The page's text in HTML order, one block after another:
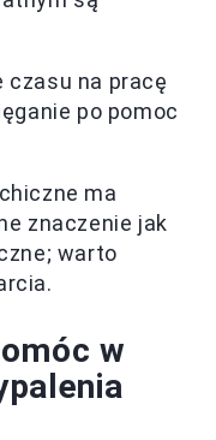
czasu na pracę
po pomoc
ma
znaczenie jak
warto
w